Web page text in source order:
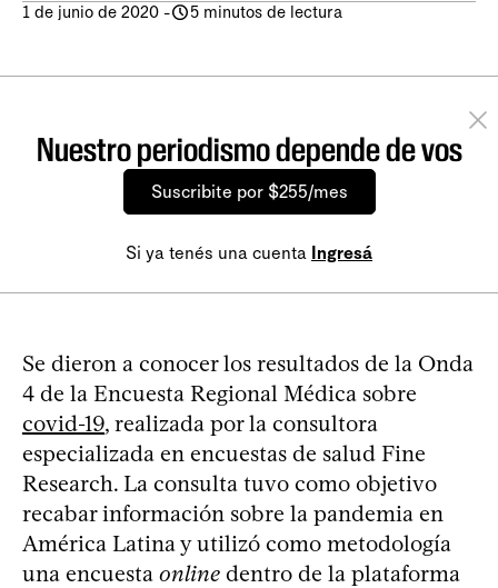
1 de junio de 2020 - 5 minutos de lectura
Nuestro periodismo depende de vos
Suscribite por $255/mes
Si ya tenés una cuenta Ingresá
Se dieron a conocer los resultados de la Onda
4 de la Encuesta Regional Médica sobre
covid-19, realizada por la consultora
especializada en encuestas de salud Fine
Research. La consulta tuvo como objetivo
recabar información sobre la pandemia en
América Latina y utilizó como metodología
una encuesta online dentro de la plataforma